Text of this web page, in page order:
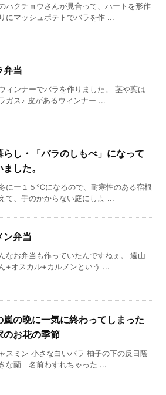
ハクチョウさんが見合って、ハートを形作
にマッシュポテトでバラを作 ...
弁当
ィンナーでバラを作りました。 茎や葉は
ガス♪ 皮があるウィンナー ...
らし・「バラのしもべ」になって
した。
にー１５℃になるので、耐寒性のある宿根
て、手のかからない庭にしよ ...
ン弁当
なお弁当も作っていたんですねぇ。 遠山
+オスカル+カルメンという ...
嵐の晩に一気に終わってしまった
のお花の季節
スミン 小さな白いバラ 柚子の下の反日蔭
な蘭 名前わすれちゃった ...